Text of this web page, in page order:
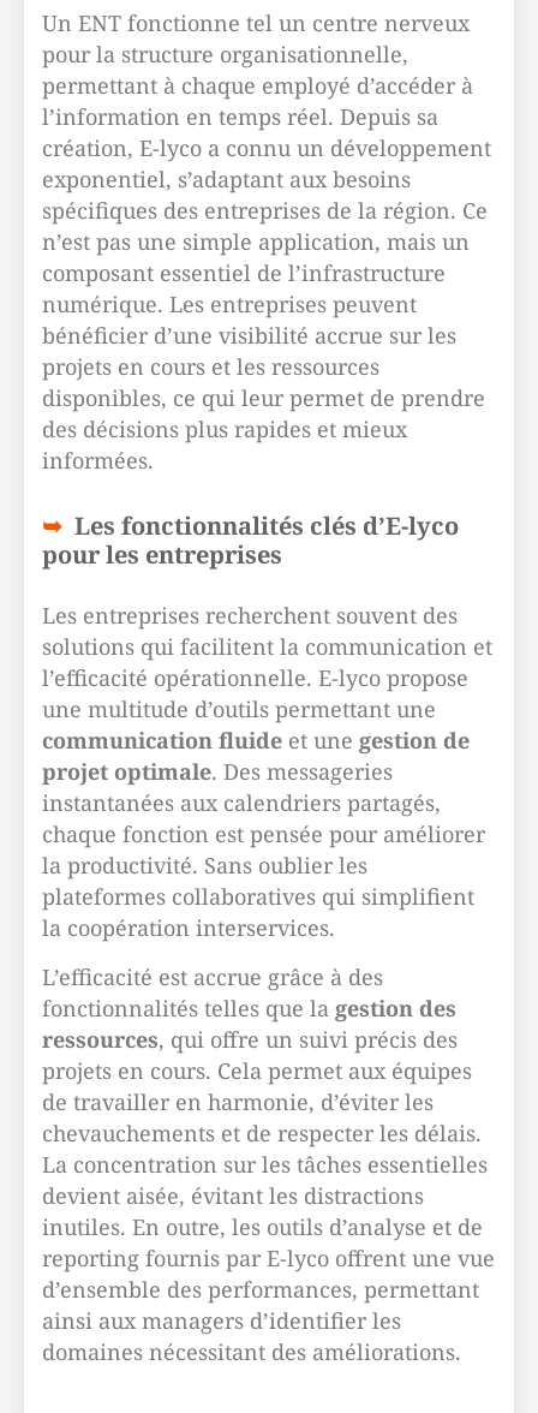
Un ENT fonctionne tel un centre nerveux
pour la structure organisationnelle,
permettant à chaque employé d’accéder à
l’information en temps réel. Depuis sa
création, E-lyco a connu un développement
exponentiel, s’adaptant aux besoins
spécifiques des entreprises de la région. Ce
n’est pas une simple application, mais un
composant essentiel de l’infrastructure
numérique. Les entreprises peuvent
bénéficier d’une visibilité accrue sur les
projets en cours et les ressources
disponibles, ce qui leur permet de prendre
des décisions plus rapides et mieux
informées.
Les fonctionnalités clés d’E-lyco
pour les entreprises
Les entreprises recherchent souvent des
solutions qui facilitent la communication et
l’efficacité opérationnelle. E-lyco propose
une multitude d’outils permettant une
communication fluide et une gestion de
projet optimale. Des messageries
instantanées aux calendriers partagés,
chaque fonction est pensée pour améliorer
la productivité. Sans oublier les
plateformes collaboratives qui simplifient
la coopération interservices.
L’efficacité est accrue grâce à des
fonctionnalités telles que la gestion des
ressources, qui offre un suivi précis des
projets en cours. Cela permet aux équipes
de travailler en harmonie, d’éviter les
chevauchements et de respecter les délais.
La concentration sur les tâches essentielles
devient aisée, évitant les distractions
inutiles. En outre, les outils d’analyse et de
reporting fournis par E-lyco offrent une vue
d’ensemble des performances, permettant
ainsi aux managers d’identifier les
domaines nécessitant des améliorations.